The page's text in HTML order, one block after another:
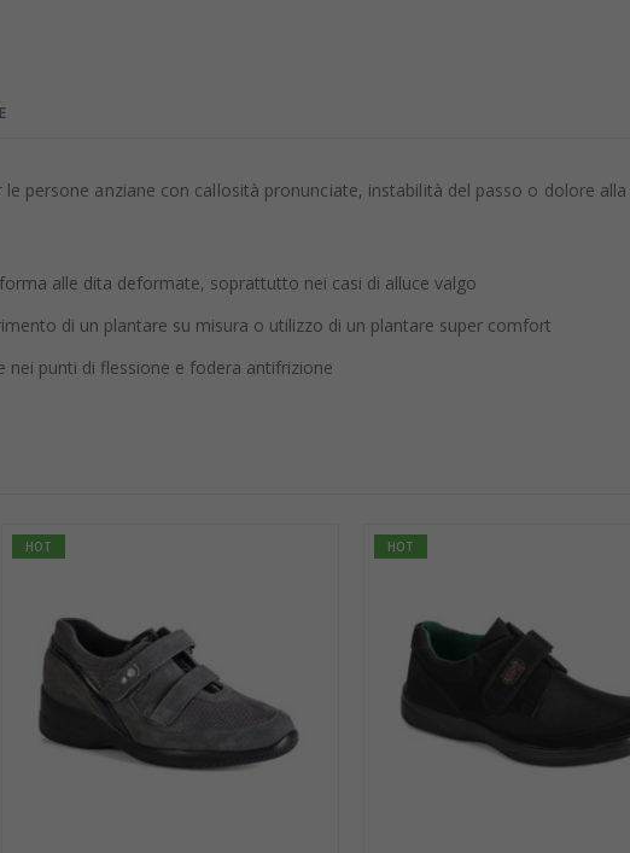
persone anziane con callosità pronunciate, instabilità del passo o dolore alla
alle dita deformate, soprattutto nei casi di alluce valgo
di un plantare su misura o utilizzo di un plantare super comfort
nei punti di flessione e fodera antifrizione
HOT HOT